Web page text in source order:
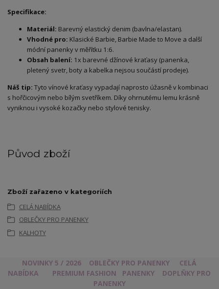
Specifikace:
Materiál: Barevný elastický denim (bavlna/elastan).
Vhodné pro: Klasické Barbie, Barbie Made to Move a další
módní panenky v měřítku 1:6.
Obsah balení: 1x barevné džínové kraťasy (panenka,
pletený svetr, boty a kabelka nejsou součástí prodeje).
Náš tip: Tyto vínové kraťasy vypadají naprosto úžasně v kombinaci
s hořčicovým nebo bílým svetříkem. Díky ohrnutému lemu krásně
vyniknou i vysoké kozačky nebo stylové tenisky.
Původ zboží
Zboží zařazeno v kategoriích
CELÁ NABÍDKA
OBLEČKY PRO PANENKY
KALHOTY
NOVINKY 5 / 2026 OBLEČKY PRO PANENKY
CELÁ
NABÍDKA
PREMIUM FASHION PANENKY
DOPLŇKY PRO
PANENKY